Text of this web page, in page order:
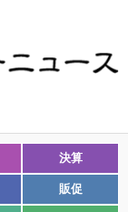
決算
販促